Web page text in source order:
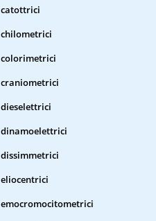
catottrici
chilometrici
colorimetrici
craniometrici
dieselettrici
dinamoelettrici
dissimmetrici
eliocentrici
emocromocitometrici